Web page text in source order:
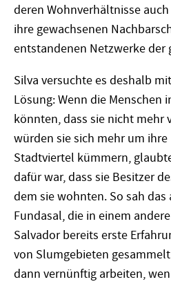
deren Wohnverhältnisse
ihre gewachsenen
entstandenen Netzwerke der
Silva versuchte es deshalb
Lösung: Wenn die Menschen
könnten, dass sie nicht mehr
würden sie sich mehr um
Stadtviertel kümmern,
dafür war, dass sie Besitzer
dem sie wohnten. So sah
Fundasal, die in einem
Salvador bereits erste
von Slum­gebieten
dann vernünftig arbeiten,